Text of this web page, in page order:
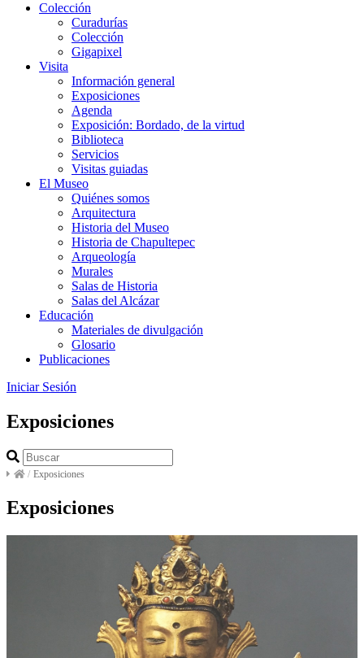
Colección
Curadurías
Colección
Gigapixel
Visita
Información general
Exposiciones
Agenda
Exposición: Bordado, de la virtud
Biblioteca
Servicios
Visitas guiadas
El Museo
Quiénes somos
Arquitectura
Historia del Museo
Historia de Chapultepec
Arqueología
Murales
Salas de Historia
Salas del Alcázar
Educación
Materiales de divulgación
Glosario
Publicaciones
Iniciar Sesión
Exposiciones
/ Exposiciones
Exposiciones